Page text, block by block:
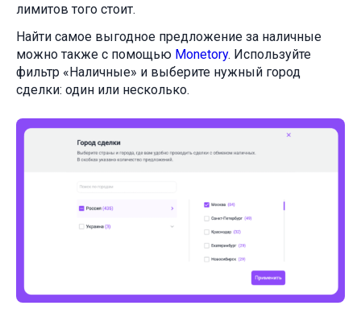
лимитов того стоит.
Найти самое выгодное предложение за наличные
можно также с помощью Monetory. Используйте
фильтр «Наличные» и выберите нужный город
сделки: один или несколько.